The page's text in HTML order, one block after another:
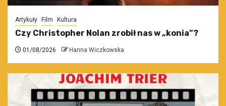
Artykuły Film Kultura
Czy Christopher Nolan zrobił nas w „konia”?
01/08/2026 Hanna Wiczkowska